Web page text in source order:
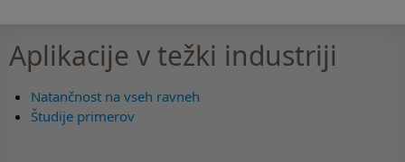
Aplikacije v težki industriji
Natančnost na vseh ravneh
Študije primerov